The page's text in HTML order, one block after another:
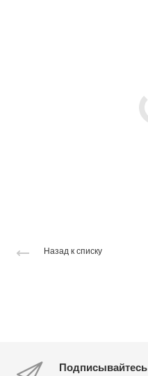
Назад к списку
Подписывайтесь